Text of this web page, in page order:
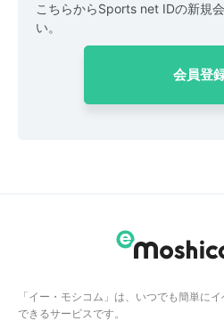
こちらからSports net IDの新規
い。
会員登
「イー・モシコム」は、いつでも簡単に
できるサービスです。